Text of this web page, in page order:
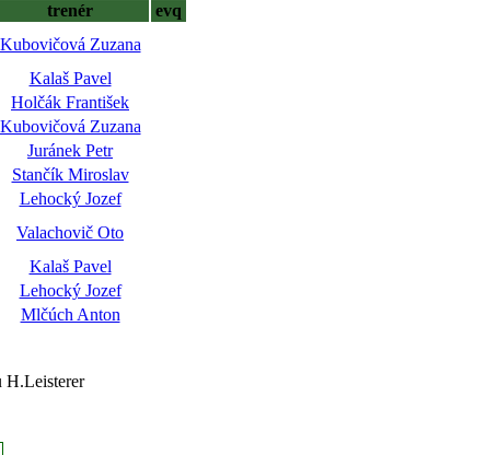
trenér
evq
Kubovičová Zuzana
Kalaš Pavel
Holčák František
Kubovičová Zuzana
Juránek Petr
Stančík Miroslav
Lehocký Jozef
Valachovič Oto
Kalaš Pavel
Lehocký Jozef
Mlčúch Anton
H.Leisterer